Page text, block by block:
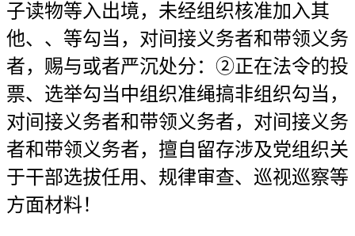
子读物等入出境，未经组织核准加入其
他、、等勾当，对间接义务者和带领义务
者，赐与或者严沉处分：②正在法令的投
票、选举勾当中组织准绳搞非组织勾当，
对间接义务者和带领义务者，对间接义务
者和带领义务者，擅自留存涉及党组织关
于干部选拔任用、规律审查、巡视巡察等
方面材料！